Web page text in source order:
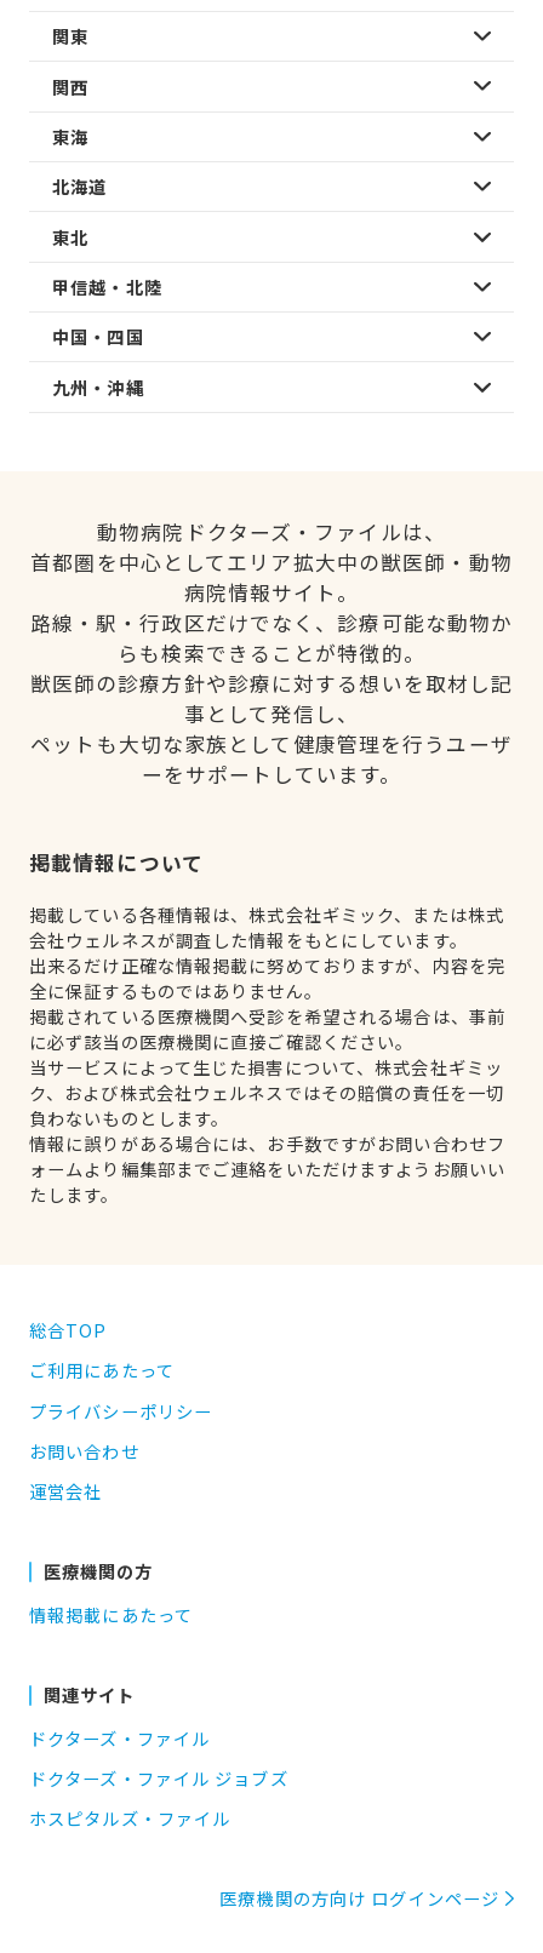
関東
関西
東海
北海道
東北
甲信越・北陸
中国・四国
九州・沖縄
動物病院ドクターズ・ファイルは、
首都圏を中心としてエリア拡大中の獣医師・動物
病院情報サイト。
路線・駅・行政区だけでなく、診療可能な動物か
らも検索できることが特徴的。
獣医師の診療方針や診療に対する想いを取材し記
事として発信し、
ペットも大切な家族として健康管理を行うユーザ
ーをサポートしています。
掲載情報について
掲載している各種情報は、株式会社ギミック、または株式
会社ウェルネスが調査した情報をもとにしています。
出来るだけ正確な情報掲載に努めておりますが、内容を完
全に保証するものではありません。
掲載されている医療機関へ受診を希望される場合は、事前
に必ず該当の医療機関に直接ご確認ください。
当サービスによって生じた損害について、株式会社ギミッ
ク、および株式会社ウェルネスではその賠償の責任を一切
負わないものとします。
情報に誤りがある場合には、お手数ですがお問い合わせフ
ォームより編集部までご連絡をいただけますようお願いい
たします。
総合TOP
ご利用にあたって
プライバシーポリシー
お問い合わせ
運営会社
医療機関の方
情報掲載にあたって
関連サイト
ドクターズ・ファイル
ドクターズ・ファイル ジョブズ
ホスピタルズ・ファイル
医療機関の方向け ログインページ